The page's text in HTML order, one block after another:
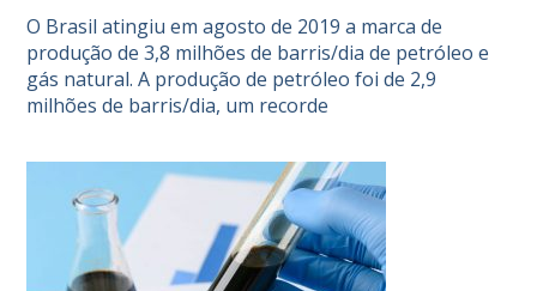
O Brasil atingiu em agosto de 2019 a marca de
produção de 3,8 milhões de barris/dia de petróleo e
gás natural. A produção de petróleo foi de 2,9
milhões de barris/dia, um recorde